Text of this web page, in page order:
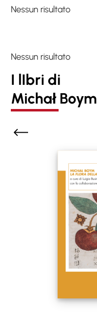
Nessun risultato
Nessun risultato
I lIbri di
Michał Boym